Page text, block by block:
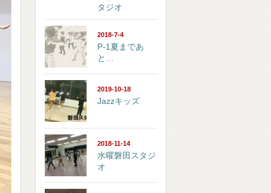
タジオ
2018-7-4
P-1夏まであ
と…
2019-10-18
Jazzキッズ
2018-11-14
水曜磐田スタジ
オ